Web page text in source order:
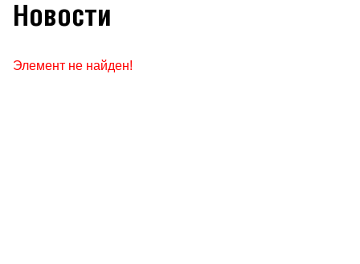
Новости
Элемент не найден!